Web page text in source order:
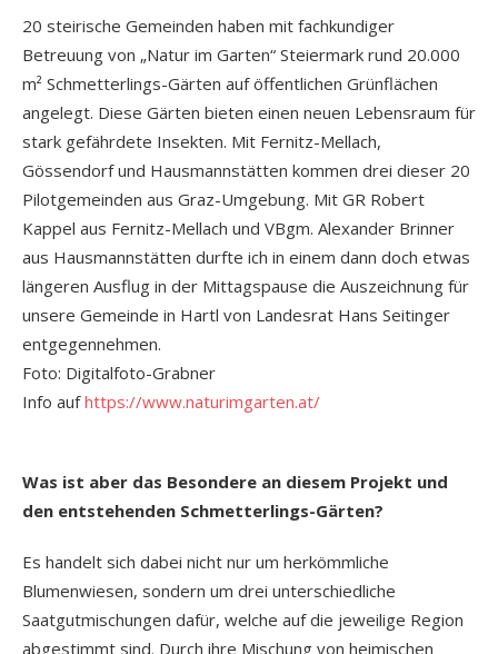
20 steirische Gemeinden haben mit fachkundiger
Betreuung von „Natur im Garten“ Steiermark rund 20.000
m² Schmetterlings-Gärten auf öffentlichen Grünflächen
angelegt. Diese Gärten bieten einen neuen Lebensraum für
stark gefährdete Insekten. Mit Fernitz-Mellach,
Gössendorf und Hausmannstätten kommen drei dieser 20
Pilotgemeinden aus Graz-Umgebung. Mit GR Robert
Kappel aus Fernitz-Mellach und VBgm. Alexander Brinner
aus Hausmannstätten durfte ich in einem dann doch etwas
längeren Ausflug in der Mittagspause die Auszeichnung für
unsere Gemeinde in Hartl von Landesrat Hans Seitinger
entgegennehmen.
Foto: Digitalfoto-Grabner
Info aufhttps://www.naturimgarten.at/
Was ist aber das Besondere an diesem Projekt und
den entstehenden Schmetterlings-Gärten?
Es handelt sich dabei nicht nur um herkömmliche
Blumenwiesen, sondern um drei unterschiedliche
Saatgutmischungen dafür, welche auf die jeweilige Region
abgestimmt sind. Durch ihre Mischung von heimischen